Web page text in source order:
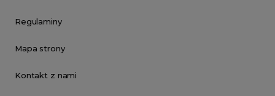
Regulaminy
Mapa strony
Kontakt z nami